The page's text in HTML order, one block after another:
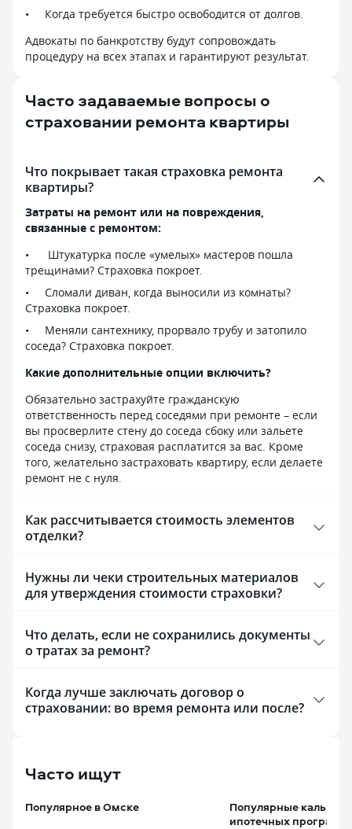
Когда требуется быстро освободится от долгов.
Адвокаты по банкротству будут сопровождать
процедуру на всех этапах и гарантируют результат.
Часто задаваемые вопросы о
страховании ремонта квартиры
Что покрывает такая страховка ремонта
квартиры?
Затраты на ремонт или на повреждения,
связанные с ремонтом:
Штукатурка после «умелых» мастеров пошла
трещинами? Страховка покроет.
Сломали диван, когда выносили из комнаты?
Страховка покроет.
Меняли сантехнику, прорвало трубу и затопило
соседа? Страховка покроет.
Какие дополнительные опции включить?
Обязательно застрахуйте гражданскую
ответственность перед соседями при ремонте – если
вы просверлите стену до соседа сбоку или зальете
соседа снизу, страховая расплатится за вас. Кроме
того, желательно застраховать квартиру, если делаете
ремонт не с нуля.
Как рассчитывается стоимость элементов
отделки?
Нужны ли чеки строительных материалов
для утверждения стоимости страховки?
Что делать, если не сохранились документы
о тратах за ремонт?
Когда лучше заключать договор о
страховании: во время ремонта или после?
Часто ищут
Популярное в Омске
Популярные
ипотечных программ